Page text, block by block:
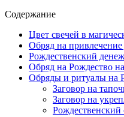
Содержание
Цвет свечей в
Обряд на
Рождественский
Обряд на Рождество
Обряды и ритуалы на
Заговор на
Заговор на
Рождественский